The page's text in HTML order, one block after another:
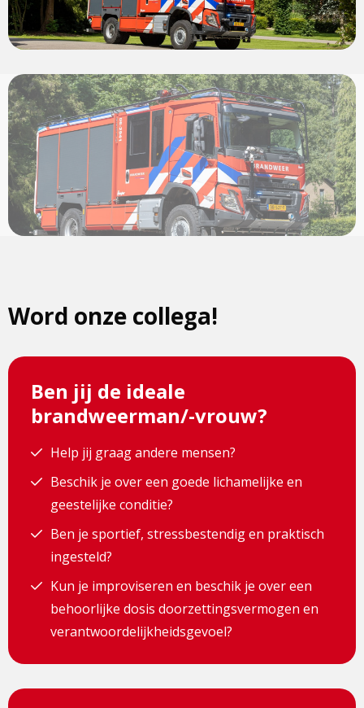
View
photo
Word onze collega!
Ben jij de ideale
brandweerman/-vrouw?
Help jij graag andere mensen?
Beschik je over een goede lichamelijke en
geestelijke conditie?
Ben je sportief, stressbestendig en praktisch
ingesteld?
Kun je improviseren en beschik je over een
behoorlijke dosis doorzettingsvermogen en
verantwoordelijkheidsgevoel?